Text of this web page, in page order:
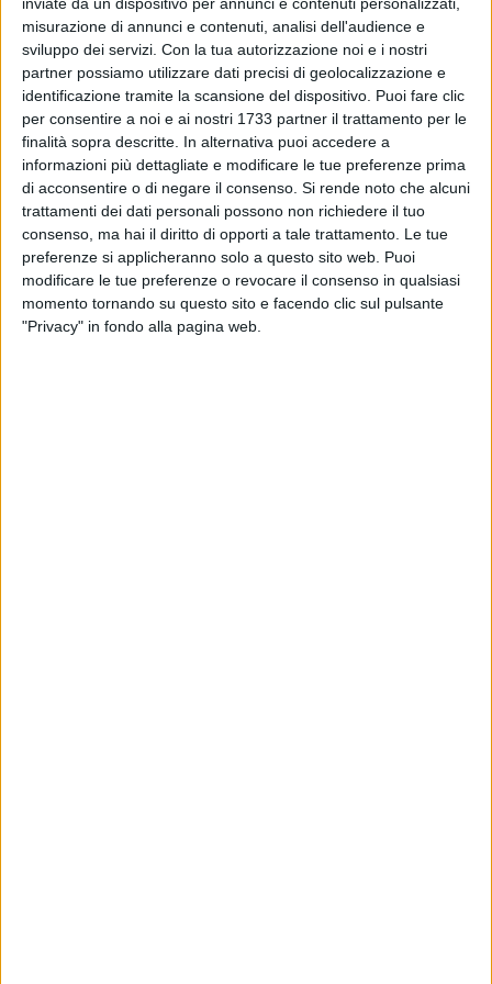
inviate da un dispositivo per annunci e contenuti personalizzati,
misurazione di annunci e contenuti, analisi dell'audience e
sviluppo dei servizi. Con la tua autorizzazione noi e i nostri
partner possiamo utilizzare dati precisi di geolocalizzazione e
identificazione tramite la scansione del dispositivo. Puoi fare clic
per consentire a noi e ai nostri 1733 partner il trattamento per le
finalità sopra descritte. In alternativa puoi accedere a
informazioni più dettagliate e modificare le tue preferenze prima
di acconsentire o di negare il consenso. Si rende noto che alcuni
trattamenti dei dati personali possono non richiedere il tuo
consenso, ma hai il diritto di opporti a tale trattamento. Le tue
preferenze si applicheranno solo a questo sito web. Puoi
modificare le tue preferenze o revocare il consenso in qualsiasi
momento tornando su questo sito e facendo clic sul pulsante
"Privacy" in fondo alla pagina web.
capace di raccontare valori, emozioni e senso di
appartenenza.
Il progetto, promosso dal Comitato Spontaneo di Quartiere
Medaglie d'Oro, in sinergia con la Parrocchia del Buon
Pastore e con il sostegno dell'Amministrazione comunale, ha
visto il coinvolgimento diretto degli abitanti nella scelta del
soggetto da realizzare. La scena raffigura bambini che
giocano serenamente avendo sullo sfondo il Villaggio del
Fanciullo, storica opera di promozione sociale ed educativa
a favore di ragazzi in difficoltà, nata proprio nel quartiere
negli anni Cinquanta e Sessanta del secolo scorso e ancora
oggi ricordata con affetto da molti cittadini.